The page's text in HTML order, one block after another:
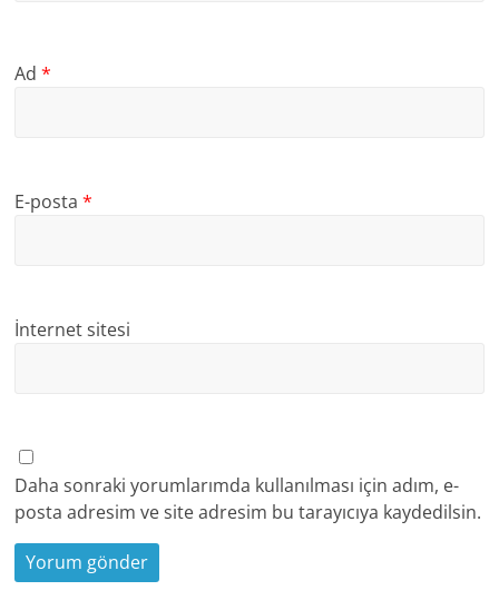
Ad*
E-posta*
İnternet sitesi
Daha sonraki yorumlarımda kullanılması için adım, e-
posta adresim ve site adresim bu tarayıcıya kaydedilsin.